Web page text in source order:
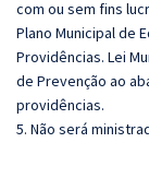
com ou sem fins
Plano Municipal de
Providências. Lei
de Prevenção ao
providências.
5. Não será